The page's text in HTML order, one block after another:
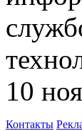
10
Контакты